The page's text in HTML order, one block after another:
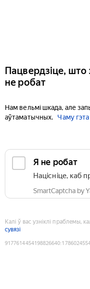
Пацвердзіце, што
не робат
Нам вельмі шкада, але
аўтаматычных.
Чаму
Я не робат
Націсніце, каб
SmartCaptcha by
Калі ў вас узніклі праблемы,
сувязі
9177614454198826640: